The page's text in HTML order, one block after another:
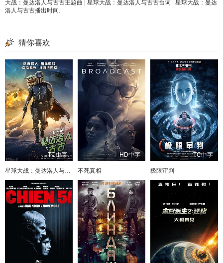
大战：曼达洛人与古古主题曲
星球大战：曼达洛人与古古台词
星球大战：曼达
洛人与古古播出时间 .
猜你喜欢
TC中字
星球大战：曼达洛人与古古
HD中字
不死真相
TC中字
极限审判